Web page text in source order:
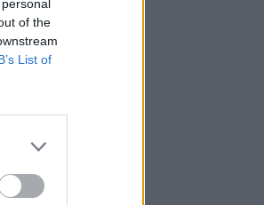
of the
List of